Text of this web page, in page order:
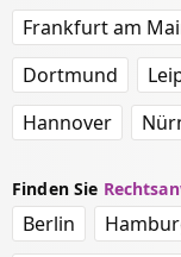
Frankfurt am
Dortmund
Hannover
Finden Sie
Berlin